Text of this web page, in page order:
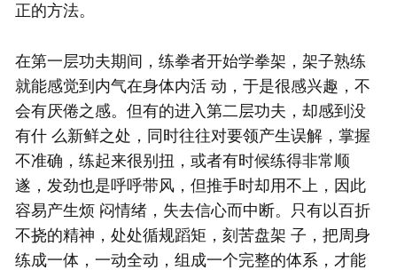
正的方法。
在第一层功夫期间，练拳者开始学拳架，架子熟练
就能感觉到内气在身体内活 动，于是很感兴趣，不
会有厌倦之感。但有的进入第二层功夫，却感到没
有什 么新鲜之处，同时往往对要领产生误解，掌握
不准确，练起来很别扭，或者有时候练得非常顺
遂，发劲也是呼呼带风，但推手时却用不上，因此
容易产生烦 闷情绪，失去信心而中断。只有以百折
不挠的精神，处处循规蹈矩，刻苦盘架 子，把周身
练成一体，一动全动，组成一个完整的体系，才能